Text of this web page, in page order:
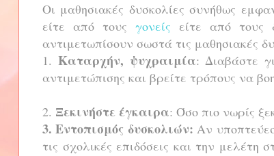
Οι μαθησιακές δυσκολίες συνήθως
είτε από τους γονείς είτε από τους
αντιμετωπίσουν σωστά τις μαθησιακές
1. Καταρχήν, ψυχραιμία: Διαβάστε
αντιμετώπισης και βρείτε τρόπους να
2. Ξεκινήστε έγκαιρα: Όσο πιο νωρίς
3. Εντοπισμός δυσκολιών: Αν
τις σχολικές επιδόσεις και την